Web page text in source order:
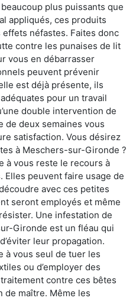
plus puissants que
appliqués, ces produits
néfastes. Faites donc
contre les punaises de lit
vous en débarrasser
peuvent prévenir
est déjà présente, ils
pour un travail
double intervention de
de deux semaines vous
satisfaction. Vous désirez
à Meschers-sur-Gironde ?
à vous reste le recours à
peuvent faire usage de
avec ces petites
seront employés et même
Une infestation de
Gironde est un fléau qui
leur propagation.
à vous seul de tuer les
ou d’employer des
contre ces bêtes
de maître. Même les